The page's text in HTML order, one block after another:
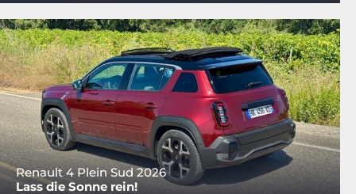
Renault 4 Plein Sud 2026
Lass die Sonne rein!